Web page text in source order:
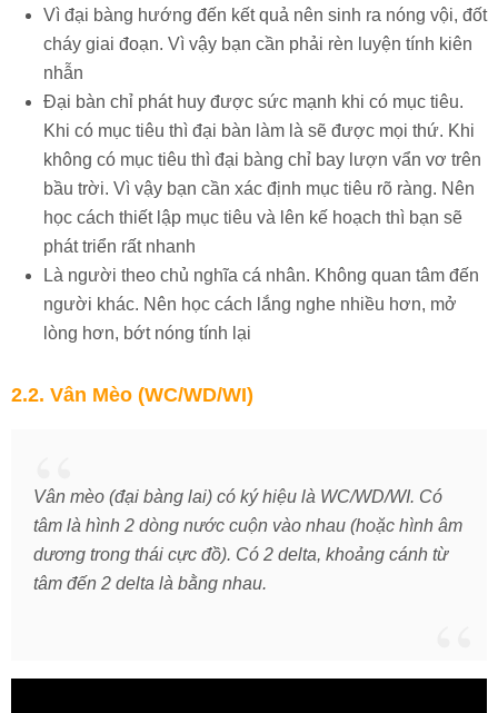
Vì đại bàng hướng đến kết quả nên sinh ra nóng vội, đốt
cháy giai đoạn. Vì vậy bạn cần phải rèn luyện tính kiên
nhẫn
Đại bàn chỉ phát huy được sức mạnh khi có mục tiêu.
Khi có mục tiêu thì đại bàn làm là sẽ được mọi thứ. Khi
không có mục tiêu thì đại bàng chỉ bay lượn vẩn vơ trên
bầu trời. Vì vậy bạn cần xác định mục tiêu rõ ràng. Nên
học cách thiết lập mục tiêu và lên kế hoạch thì bạn sẽ
phát triển rất nhanh
Là người theo chủ nghĩa cá nhân. Không quan tâm đến
người khác. Nên học cách lắng nghe nhiều hơn, mở
lòng hơn, bớt nóng tính lại
2.2. Vân Mèo (WC/WD/WI)
Vân mèo (đại bàng lai) có ký hiệu là WC/WD/WI. Có
tâm là hình 2 dòng nước cuộn vào nhau (hoặc hình âm
dương trong thái cực đồ). Có 2 delta, khoảng cánh từ
tâm đến 2 delta là bằng nhau.